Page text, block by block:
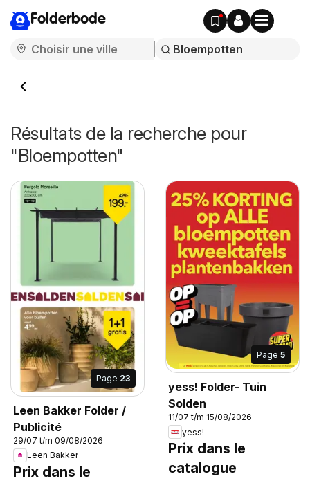
Folderbode
Résultats de la recherche pour
"Bloempotten"
Page 23
Leen Bakker Folder /
Publicité
29/07 t/m 09/08/2026
Leen Bakker
Prix dans le
Page 5
yess! Folder- Tuin
Solden
11/07 t/m 15/08/2026
yess!
Prix dans le
catalogue